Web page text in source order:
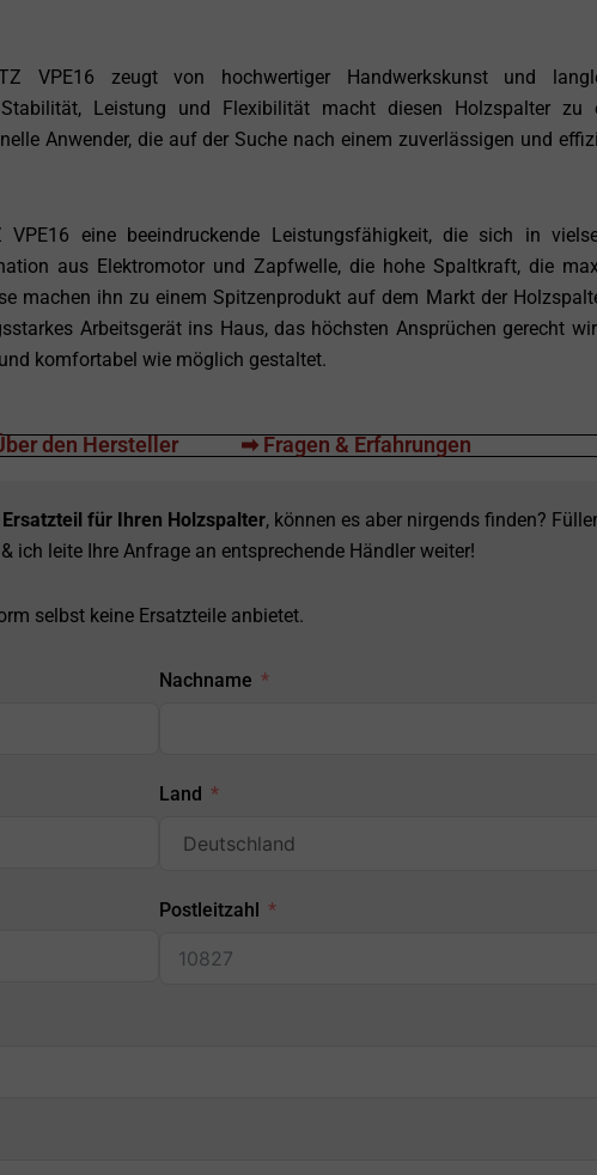
VPE16 zeugt von hochwertiger Handwerkskunst und
Leistung und Flexibilität macht diesen Holzspalter zu
Anwender, die auf der Suche nach einem zuverlässigen und
VPE16 eine beeindruckende Leistungsfähigkeit, die sich in
aus Elektromotor und Zapfwelle, die hohe Spaltkraft, die
machen ihn zu einem Spitzenprodukt auf dem Markt der
Arbeitsgerät ins Haus, das höchsten Ansprüchen gerecht
komfortabel wie möglich gestaltet.
den Hersteller ➡ Fragen & Erfahrungen
Ersatzteil für Ihren Holzspalter, können es aber nirgends finden?
ich leite Ihre Anfrage an entsprechende Händler weiter!
selbst keine Ersatzteile anbietet.
Nachname
Land
Postleitzahl